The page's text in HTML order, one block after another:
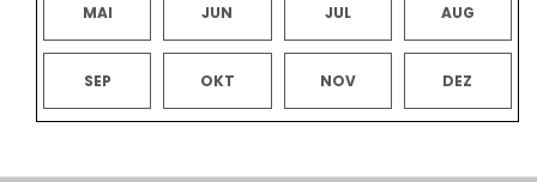
MAI JUN JUL AUG
SEP OKT NOV DEZ